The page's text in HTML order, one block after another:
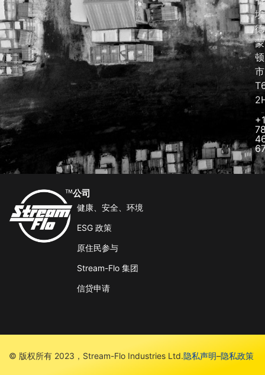
埃
德
蒙
顿
+1
公司
健康、安全、环境
ESG 政策
原住民参与
Stream-Flo 集团
信贷申请
© 版权所有 2023，Stream-Flo Industries Ltd.隐私声明–隐私政策